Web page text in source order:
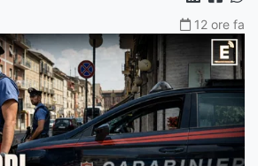
12 ore fa